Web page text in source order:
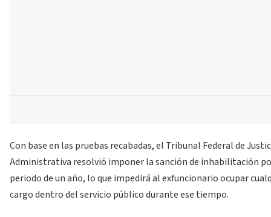
Con base en las pruebas recabadas, el Tribunal Federal de
Administrativa resolvió imponer la sanción de inhabilitación
periodo de un año, lo que impedirá al exfuncionario ocupar
cargo dentro del servicio público durante ese tiempo.